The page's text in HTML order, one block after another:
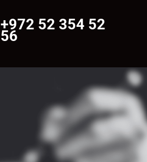
+972 52 354 52
56